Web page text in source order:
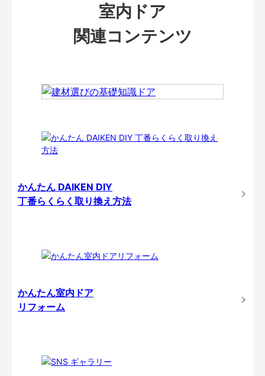
室内ドア
関連コンテンツ
かんたん DAIKEN DIY
丁番らくらく取り換え方法
かんたん室内ドア
リフォーム